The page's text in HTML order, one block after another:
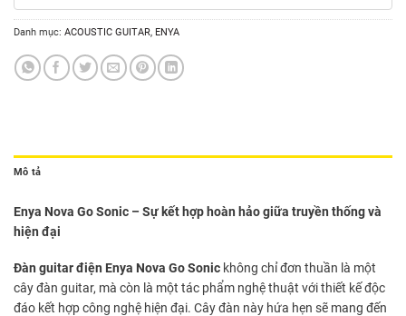
Danh mục: ACOUSTIC GUITAR, ENYA
Mô tả
Enya Nova Go Sonic – Sự kết hợp hoàn hảo giữa truyền thống và
hiện đại
Đàn guitar điện Enya Nova Go Sonic không chỉ đơn thuần là một
cây đàn guitar, mà còn là một tác phẩm nghệ thuật với thiết kế độc
đáo kết hợp công nghệ hiện đại. Cây đàn này hứa hẹn sẽ mang đến